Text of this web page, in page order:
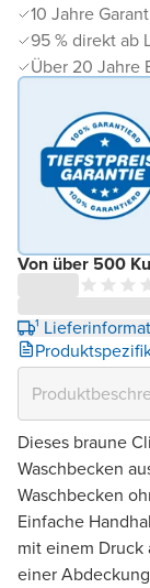
10 Jahre
95 % direkt ab
Über 20 Jahre
Von über 500
¹
Dieses braune
Waschbecken
Waschbecken
Einfache
mit einem
einer